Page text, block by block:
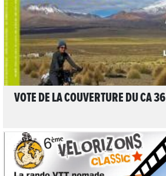
VOTE DE LA COUVERTURE DU CA 36